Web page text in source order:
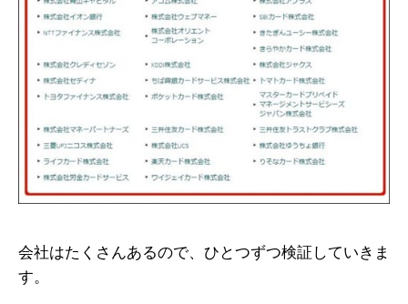
会社はたくさんあるので、ひとつずつ検証していきま
す。